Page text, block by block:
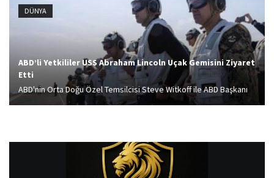
topraklarında mevcut yasal statüyü değiştirmeyi hedefleyen
her...
DÜNYA
ABD’li Yetkililer USS Abraham Lincoln Uçak Gemisini Ziyaret
Etti
ABD'nin Orta Doğu Özel Temsilcisi Steve Witkoff ile ABD Başkanı
Donald Trump'ın damadı ve eski başdanışmanı Jared Kushner'ın,